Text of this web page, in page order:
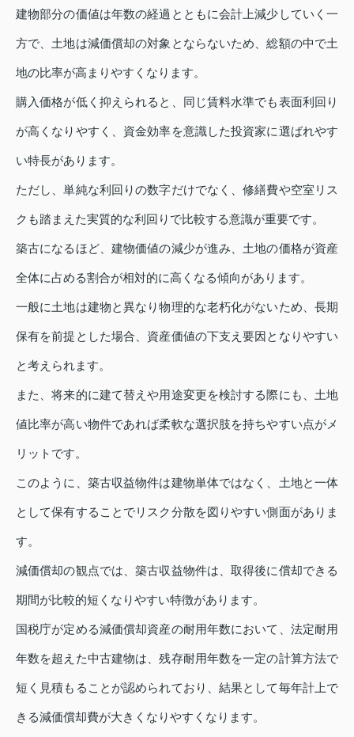
建物部分の価値は年数の経過とともに会計上減少していく一
方で、土地は減価償却の対象とならないため、総額の中で土
地の比率が高まりやすくなります。
購入価格が低く抑えられると、同じ賃料水準でも表面利回り
が高くなりやすく、資金効率を意識した投資家に選ばれやす
い特長があります。
ただし、単純な利回りの数字だけでなく、修繕費や空室リス
クも踏まえた実質的な利回りで比較する意識が重要です。
築古になるほど、建物価値の減少が進み、土地の価格が資産
全体に占める割合が相対的に高くなる傾向があります。
一般に土地は建物と異なり物理的な老朽化がないため、長期
保有を前提とした場合、資産価値の下支え要因となりやすい
と考えられます。
また、将来的に建て替えや用途変更を検討する際にも、土地
値比率が高い物件であれば柔軟な選択肢を持ちやすい点がメ
リットです。
このように、築古収益物件は建物単体ではなく、土地と一体
として保有することでリスク分散を図りやすい側面がありま
す。
減価償却の観点では、築古収益物件は、取得後に償却できる
期間が比較的短くなりやすい特徴があります。
国税庁が定める減価償却資産の耐用年数において、法定耐用
年数を超えた中古建物は、残存耐用年数を一定の計算方法で
短く見積もることが認められており、結果として毎年計上で
きる減価償却費が大きくなりやすくなります。